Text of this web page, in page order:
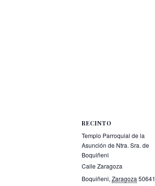
RECINTO
Templo Parroquial de la
Asunción de Ntra. Sra. de
Boquiñeni
Calle Zaragoza
Boquiñeni, Zaragoza 50641